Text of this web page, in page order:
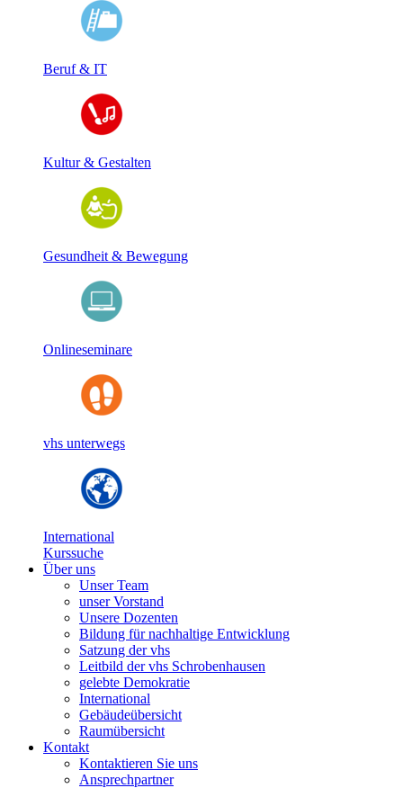
Beruf & IT
Kultur & Gestalten
Gesundheit & Bewegung
Onlineseminare
vhs unterwegs
International
Kurssuche
Über uns
Unser Team
unser Vorstand
Unsere Dozenten
Bildung für nachhaltige Entwicklung
Satzung der vhs
Leitbild der vhs Schrobenhausen
gelebte Demokratie
International
Gebäudeübersicht
Raumübersicht
Kontakt
Kontaktieren Sie uns
Ansprechpartner